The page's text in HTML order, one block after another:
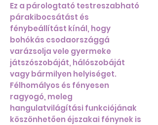
Ez a párologtató testreszabható
párakibocsátást és
fénybeállítást kínál, hogy
bohókás csodaországgá
varázsolja vele gyermeke
játszószobáját, hálószobáját
vagy bármilyen helyiséget.
Félhomályos és fényesen
ragyogó, meleg
hangulatvilágítási funkciójának
köszönhetően éjszakai fénynek is